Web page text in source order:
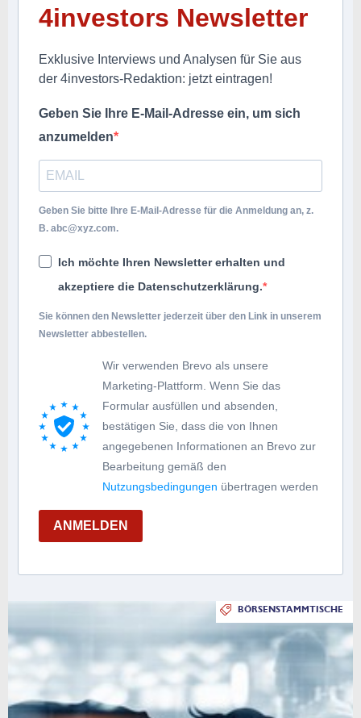
4investors Newsletter
Exklusive Interviews und Analysen für Sie aus
der 4investors-Redaktion: jetzt eintragen!
Geben Sie Ihre E-Mail-Adresse ein, um sich
anzumelden
Geben Sie bitte Ihre E-Mail-Adresse für die Anmeldung an, z.
B. abc@xyz.com.
Ich möchte Ihren Newsletter erhalten und
akzeptiere die Datenschutzerklärung.
Sie können den Newsletter jederzeit über den Link in unserem
Newsletter abbestellen.
Wir verwenden Brevo als unsere
Marketing-Plattform. Wenn Sie das
Formular ausfüllen und absenden,
bestätigen Sie, dass die von Ihnen
angegebenen Informationen an Brevo zur
Bearbeitung gemäß den
Nutzungsbedingungen übertragen werden
ANMELDEN
BÖRSENSTAMMTISCHE